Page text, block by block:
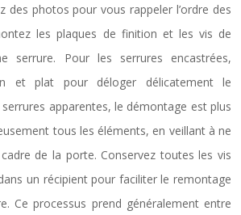
des photos pour vous rappeler l’ordre des
les plaques de finition et les vis de
serrure. Pour les serrures encastrées,
et plat pour déloger délicatement le
apparentes, le démontage est plus
tous les éléments, en veillant à ne
de la porte. Conservez toutes les vis
un récipient pour faciliter le remontage
Ce processus prend généralement entre